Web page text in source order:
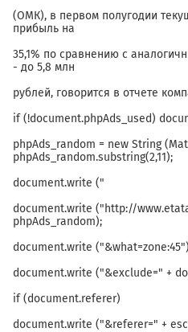
(ОМК), в первом полугодии
прибыль на
35,1% по сравнению с
- до 5,8 млн
рублей, говорится в отчете
if (!document.phpAds_used)
phpAds_random = new String
phpAds_random.substring(2,11);
document.write ("
document.write ("http://
phpAds_random);
document.write
document.write ("&exclude=" +
if (document.referer)
document.write ("&referer=" +